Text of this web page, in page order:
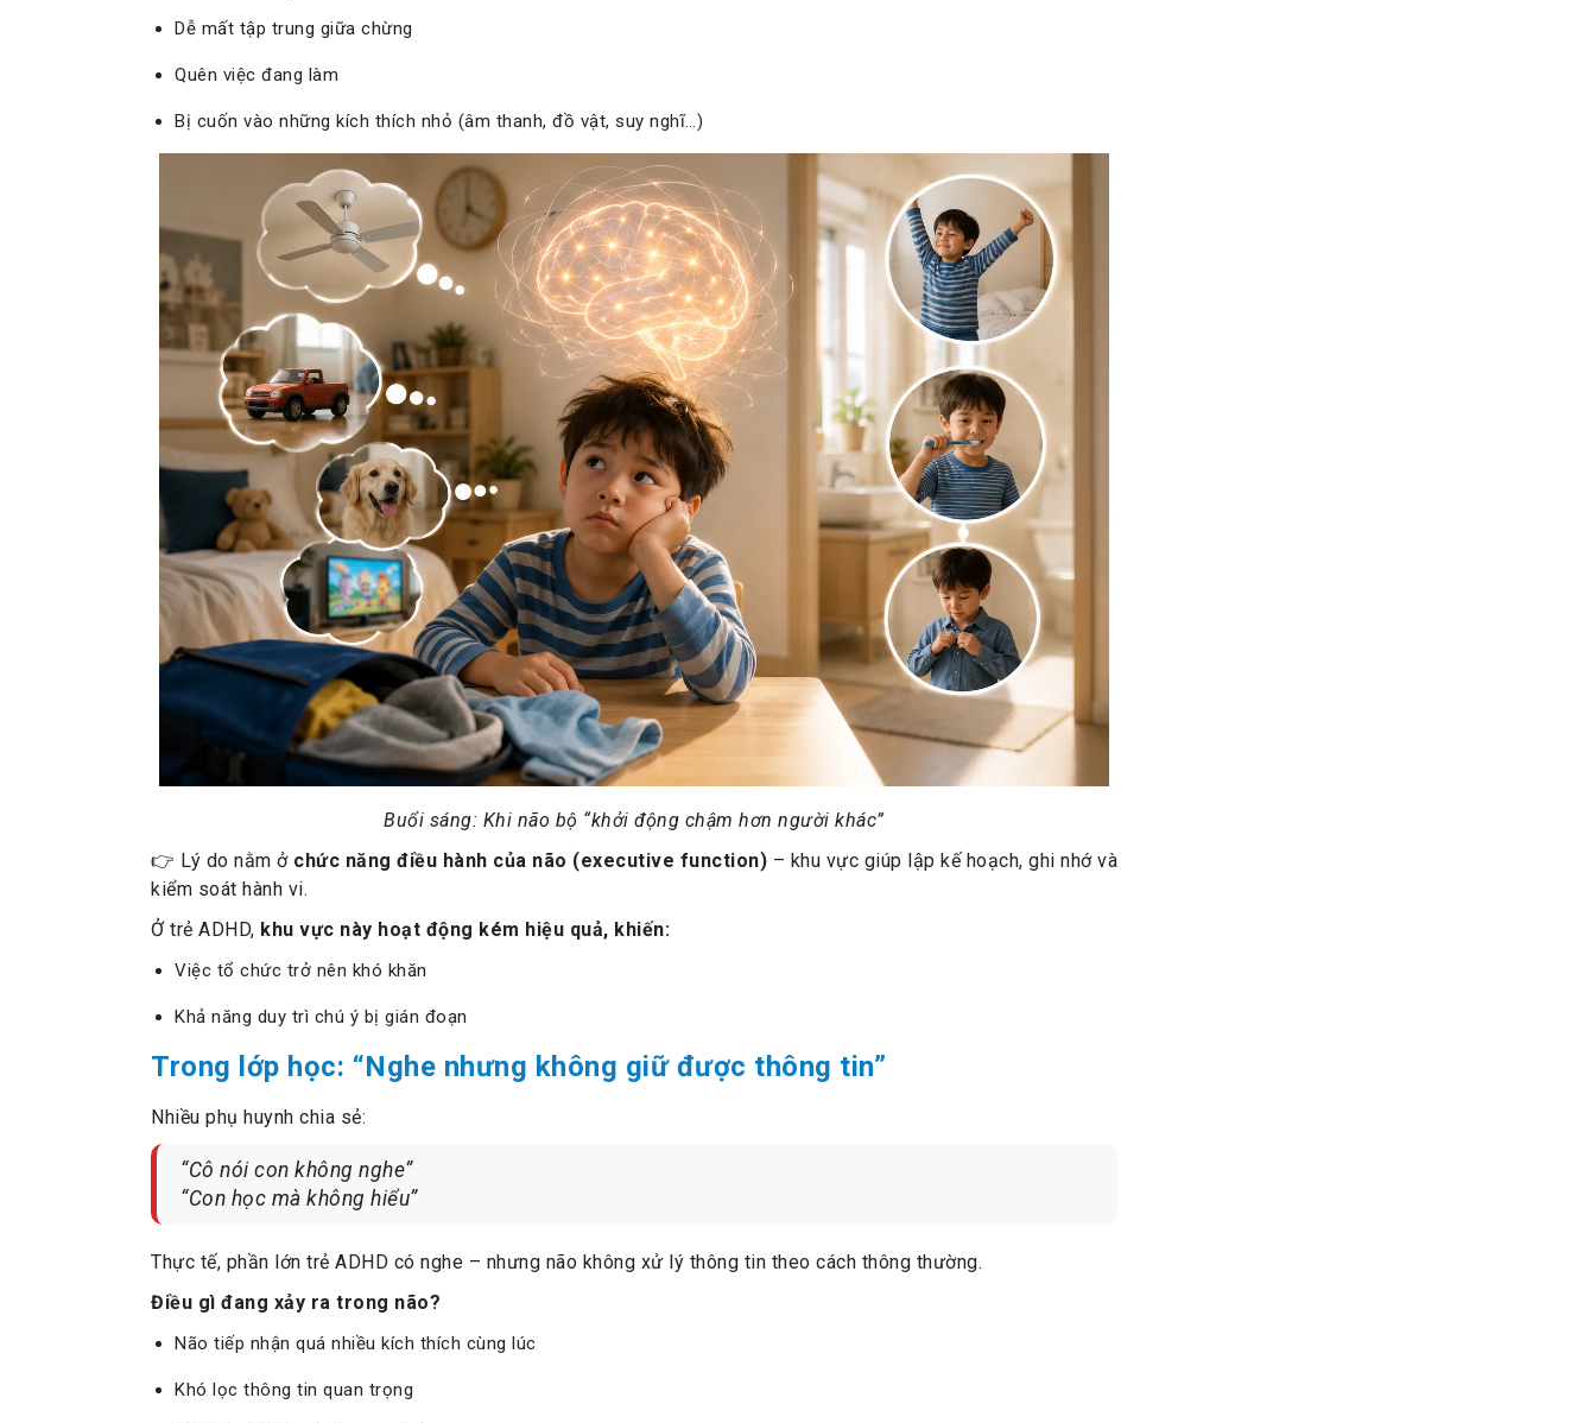
Dễ mất tập trung giữa chừng
Quên việc đang làm
Bị cuốn vào những kích thích nhỏ (âm thanh, đồ vật, suy nghĩ…)
Buổi sáng: Khi não bộ “khởi động chậm hơn người khác”
👉 Lý do nằm ở chức năng điều hành của não (executive function) – khu vực giúp lập kế hoạch, ghi nhớ và
kiểm soát hành vi.
Ở trẻ ADHD, khu vực này hoạt động kém hiệu quả, khiến:
Việc tổ chức trở nên khó khăn
Khả năng duy trì chú ý bị gián đoạn
Trong lớp học: “Nghe nhưng không giữ được thông tin”
Nhiều phụ huynh chia sẻ:
“Cô nói con không nghe”
“Con học mà không hiểu”
Thực tế, phần lớn trẻ ADHD có nghe – nhưng não không xử lý thông tin theo cách thông thường.
Điều gì đang xảy ra trong não?
Não tiếp nhận quá nhiều kích thích cùng lúc
Khó lọc thông tin quan trọng